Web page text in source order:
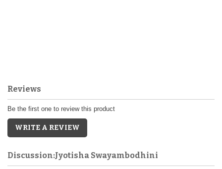
Reviews
Be the first one to review this product
WRITE A REVIEW
Discussion:Jyotisha Swayambodhini